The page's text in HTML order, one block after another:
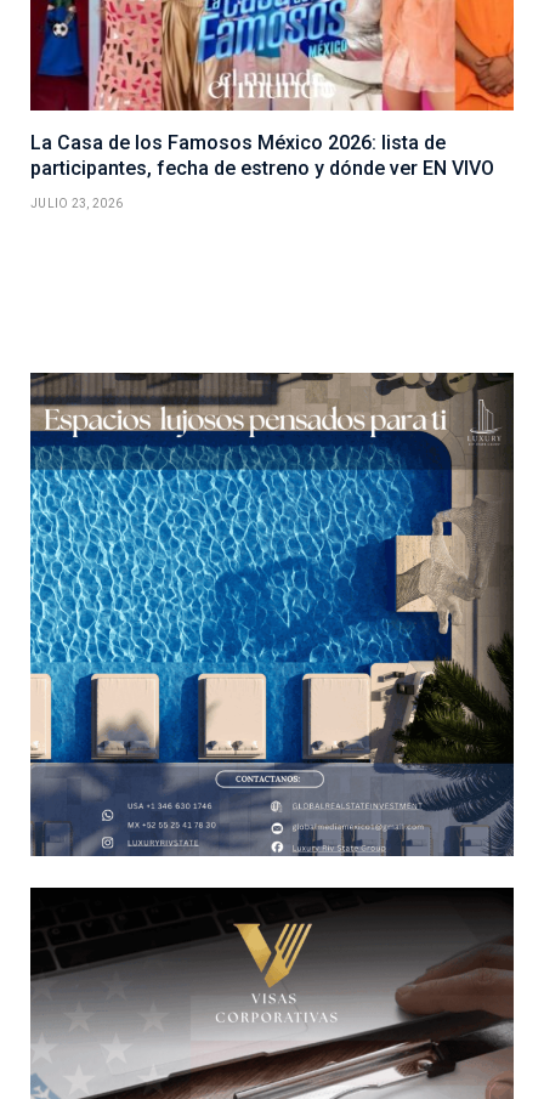
La Casa de los Famosos México 2026: lista de
participantes, fecha de estreno y dónde ver EN VIVO
JULIO 23, 2026